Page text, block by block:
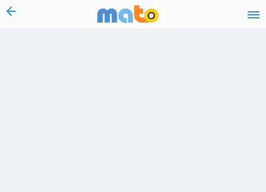
vai al contenuto